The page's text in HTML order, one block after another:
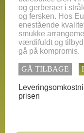
og gerberaer i
og fersken. Hos
enestående
smukke
værdifuldt og
gå på kompromis.
GÅ TILBAGE
prisen